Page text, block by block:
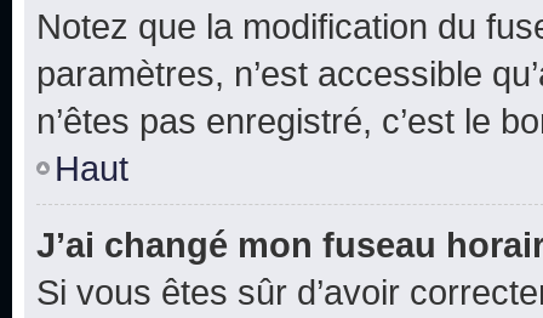
Notez que la modification du
paramètres, n’est accessible
n’êtes pas enregistré, c’est le
Haut
J’ai changé mon fuseau
Si vous êtes sûr d’avoir